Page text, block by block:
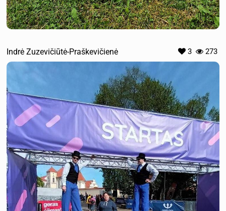
Indrė Zuzevičiūtė-Praškevičienė 3 273